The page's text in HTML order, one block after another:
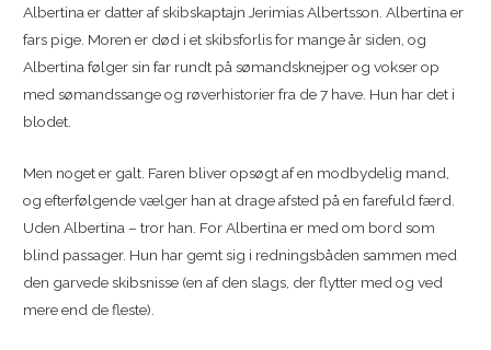
Albertina er datter af skibskaptajn Jerimias Albertsson. Albertina er
fars pige. Moren er død i et skibsforlis for mange år siden, og
Albertina følger sin far rundt på sømandsknejper og vokser op
med sømandssange og røverhistorier fra de 7 have. Hun har det i
blodet.
Men noget er galt. Faren bliver opsøgt af en modbydelig mand,
og efterfølgende vælger han at drage afsted på en farefuld færd.
Uden Albertina – tror han. For Albertina er med om bord som
blind passager. Hun har gemt sig i redningsbåden sammen med
den garvede skibsnisse (en af den slags, der flytter med og ved
mere end de fleste).